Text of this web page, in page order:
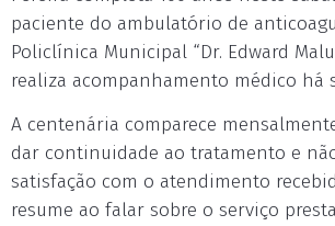
paciente do ambulatório de
Policlínica Municipal “Dr. Edward
realiza acompanhamento médico há
A centenária comparece
dar continuidade ao tratamento e
satisfação com o atendimento
resume ao falar sobre o serviço